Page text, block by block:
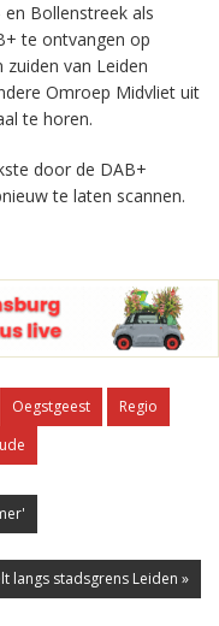
Bollenstreek als
te ontvangen op
van Leiden
Omroep Midvliet uit
te horen.
door de DAB+
te laten scannen.
Oegstgeest
Regio
langs stadsgrens Leiden »